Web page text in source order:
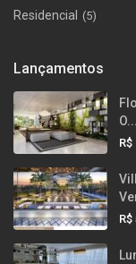
Residencial (5)
Lançamentos
O...